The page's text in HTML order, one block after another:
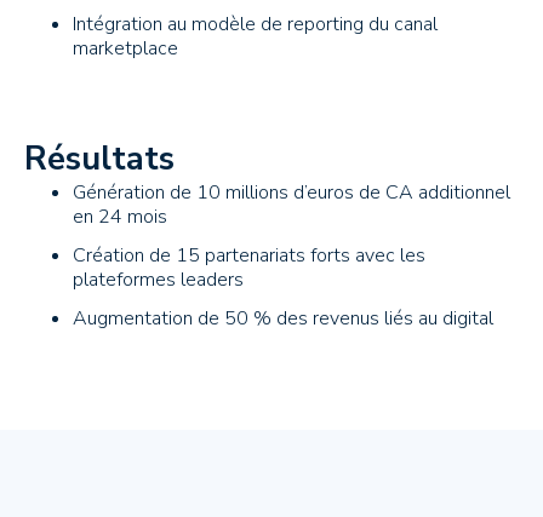
Intégration au modèle de reporting du canal
marketplace
Résultats
Génération de 10 millions d’euros de CA additionnel
en 24 mois
Création de 15 partenariats forts avec les
plateformes leaders
Augmentation de 50 % des revenus liés au digital